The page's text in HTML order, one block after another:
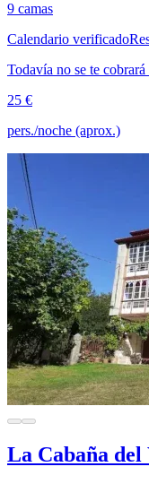
9 camas
Calendario verificado
Todavía no se te cobrará
25 €
pers./noche (aprox.)
La Cabaña del